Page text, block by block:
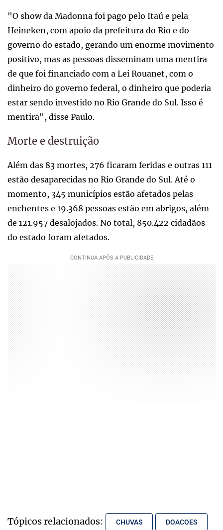
"O show da Madonna foi pago pelo Itaú e pela
Heineken, com apoio da prefeitura do Rio e do
governo do estado, gerando um enorme movimento
positivo, mas as pessoas disseminam uma mentira
de que foi financiado com a Lei Rouanet, com o
dinheiro do governo federal, o dinheiro que poderia
estar sendo investido no Rio Grande do Sul. Isso é
mentira", disse Paulo.
Morte e destruição
Além das 83 mortes, 276 ficaram feridas e outras 111
estão desaparecidas no Rio Grande do Sul. Até o
momento, 345 municípios estão afetados pelas
enchentes e 19.368 pessoas estão em abrigos, além
de 121.957 desalojados. No total, 850.422 cidadãos
do estado foram afetados.
Tópicos relacionados: CHUVAS DOACOES